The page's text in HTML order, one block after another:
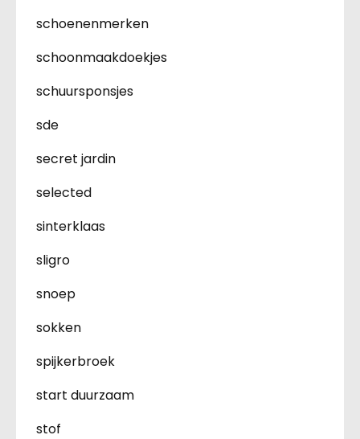
schoenenmerken
schoonmaakdoekjes
schuursponsjes
sde
secret jardin
selected
sinterklaas
sligro
snoep
sokken
spijkerbroek
start duurzaam
stof